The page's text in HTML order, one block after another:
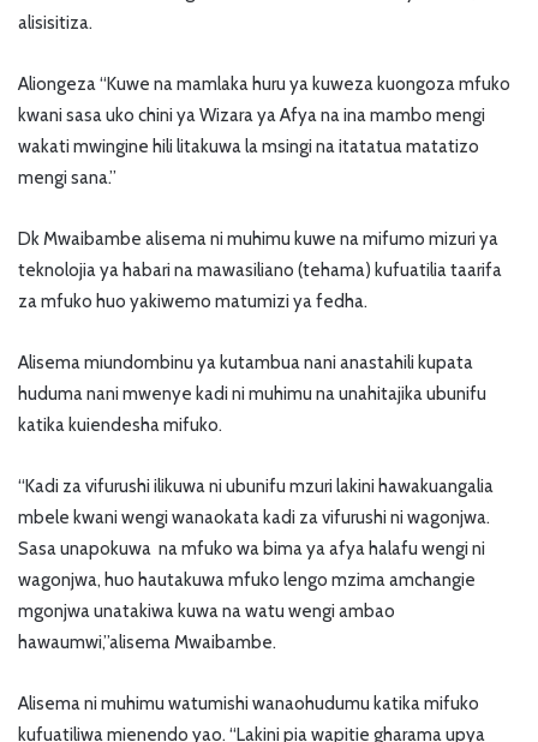
alisisitiza.
Aliongeza “Kuwe na mamlaka huru ya kuweza kuongoza mfuko
kwani sasa uko chini ya Wizara ya Afya na ina mambo mengi
wakati mwingine hili litakuwa la msingi na itatatua matatizo
mengi sana.”
Dk Mwaibambe alisema ni muhimu kuwe na mifumo mizuri ya
teknolojia ya habari na mawasiliano (tehama) kufuatilia taarifa
za mfuko huo yakiwemo matumizi ya fedha.
Alisema miundombinu ya kutambua nani anastahili kupata
huduma nani mwenye kadi ni muhimu na unahitajika ubunifu
katika kuiendesha mifuko.
“Kadi za vifurushi ilikuwa ni ubunifu mzuri lakini hawakuangalia
mbele kwani wengi wanaokata kadi za vifurushi ni wagonjwa.
Sasa unapokuwa na mfuko wa bima ya afya halafu wengi ni
wagonjwa, huo hautakuwa mfuko lengo mzima amchangie
mgonjwa unatakiwa kuwa na watu wengi ambao
hawaumwi,”alisema Mwaibambe.
Alisema ni muhimu watumishi wanaohudumu katika mifuko
kufuatiliwa mienendo yao. “Lakini pia wapitie gharama upya